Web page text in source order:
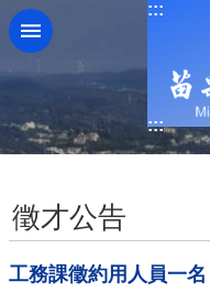
跳到主要內容區塊
:::
:::
徵才公告
工務課徵約用人員一名